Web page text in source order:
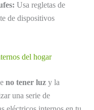
Usa regletas de
de dispositivos
del hogar
no tener luz y la
una serie de